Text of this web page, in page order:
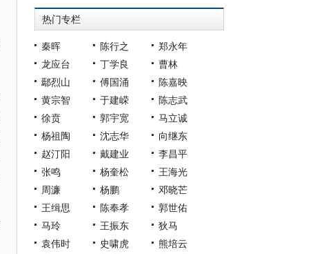
热门专栏
秦晖 陈行之
郑永年
龙应台
丁学良
曹林
鄢烈山
傅国涌
陈嘉映
黄宗智
于建嵘
陈志武
徐贲
郭宇宽
马立诚
杨祖陶
沈志华
向继东
赵汀阳
戴建业
李昌平
张鸣
杨奎松
王海光
周濂
杨鹏
邓晓芒
王缉思
陈奉孝
郭世佑
马玲
王振东
狄马
袁伟时
史啸虎
熊培云